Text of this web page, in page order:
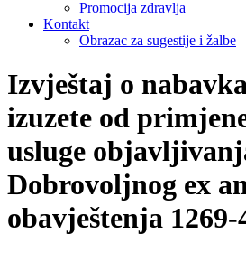
Promocija zdravlja
Kontakt
Obrazac za sugestije i žalbe
Izvještaj o
izuzete od
usluge
Dobrovoljnog ex
obavještenja 1269-